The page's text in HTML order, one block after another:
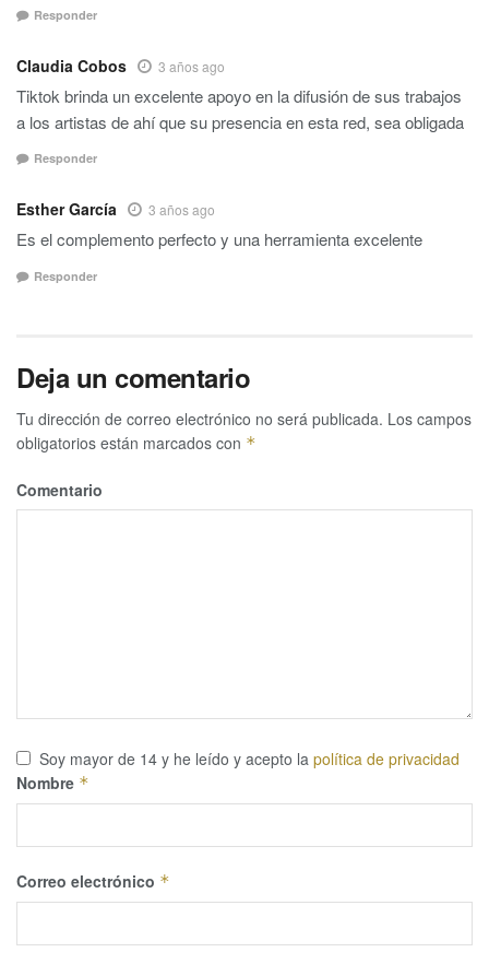
Responder
Claudia Cobos 3 años ago
Tiktok brinda un excelente apoyo en la difusión de sus trabajos
a los artistas de ahí que su presencia en esta red, sea obligada
Responder
Esther García 3 años ago
Es el complemento perfecto y una herramienta excelente
Responder
Deja un comentario
Tu dirección de correo electrónico no será publicada. Los campos
obligatorios están marcados con *
Comentario
Soy mayor de 14 y he leído y acepto la política de privacidad
Nombre *
Correo electrónico *